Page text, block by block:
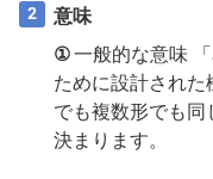
2
意味
①一般的な意味
ために設計され
でも複数形でも
決まります。